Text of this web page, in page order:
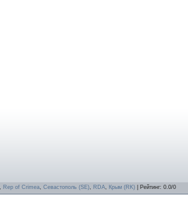
Rep of Crimea Севастополь (SE) RDA Крым (RK) Рейтинг: 0.0/0